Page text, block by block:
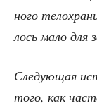
но­го
лось мало для
Сле­ду­ю­щая
того, как